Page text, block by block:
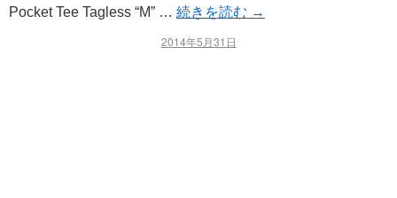
Pocket Tee Tagless “M” … 続きを読む →
2014年5月31日